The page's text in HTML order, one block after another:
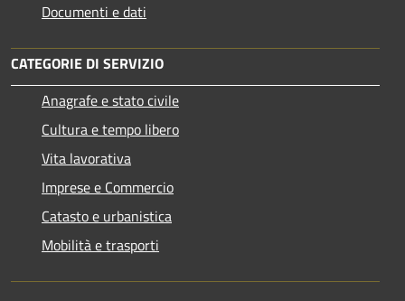
Documenti e dati
CATEGORIE DI SERVIZIO
Anagrafe e stato civile
Cultura e tempo libero
Vita lavorativa
Imprese e Commercio
Catasto e urbanistica
Mobilità e trasporti